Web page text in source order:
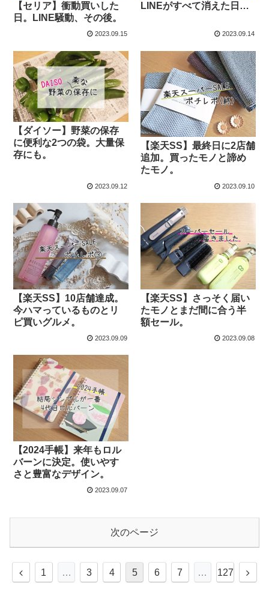
【セリア】衝動買いした
日。LINE騒動、その後。
2023.09.15
LINEがすべて消えた日…
2023.09.14
【ダイソー】野菜の保存
に便利な2つの袋。大量保
存にも。
2023.09.12
【楽天SS】最終日に2店舗
追加。買ったモノと諦め
たモノ。
2023.09.10
【楽天SS】10店舗達成。
今ハマっているものとリ
ピ買いグルメ。
2023.09.09
【楽天SS】さっそく届い
たモノとまだ間に合う半
額セール。
2023.09.08
【2024手帳】来年もロル
バーンに決定。使いやす
さと豊富なデザイン。
2023.09.07
次のページ
前
1 … 3 4 5 6 7 … 127
次